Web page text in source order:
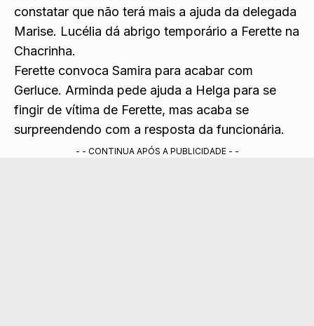
constatar que não terá mais a ajuda da delegada
Marise. Lucélia dá abrigo temporário a Ferette na
Chacrinha.
Ferette convoca Samira para acabar com
Gerluce. Arminda pede ajuda a Helga para se
fingir de vítima de Ferette, mas acaba se
surpreendendo com a resposta da funcionária.
- - CONTINUA APÓS A PUBLICIDADE - -